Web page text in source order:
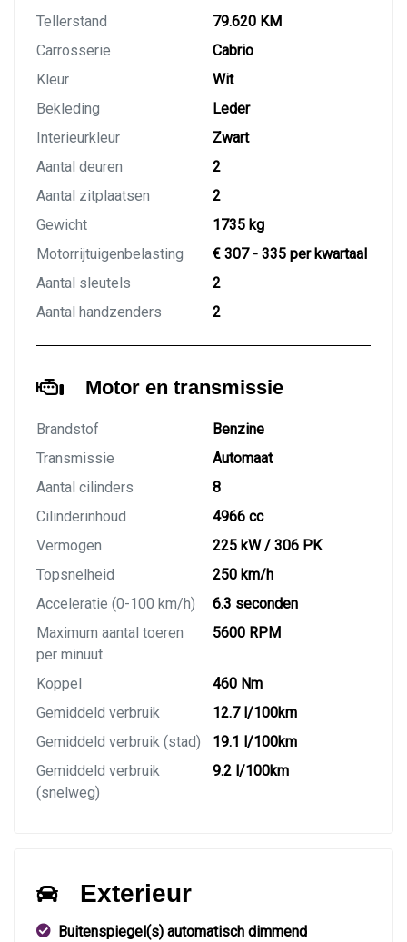
Tellerstand
79.620 KM
Carrosserie
Cabrio
Kleur
Wit
Bekleding
Leder
Interieurkleur
Zwart
Aantal deuren
2
Aantal zitplaatsen
2
Gewicht
1735 kg
Motorrijtuigenbelasting
€ 307 - 335 per kwartaal
Aantal sleutels
2
Aantal handzenders
2
Motor en transmissie
Brandstof
Benzine
Transmissie
Automaat
Aantal cilinders
8
Cilinderinhoud
4966 cc
Vermogen
225 kW / 306 PK
Topsnelheid
250 km/h
Acceleratie (0-100 km/h)
6.3 seconden
Maximum aantal toeren
per minuut
5600 RPM
Koppel
460 Nm
Gemiddeld verbruik
12.7 l/100km
Gemiddeld verbruik (stad)
19.1 l/100km
Gemiddeld verbruik
(snelweg)
9.2 l/100km
Exterieur
Buitenspiegel(s) automatisch dimmend